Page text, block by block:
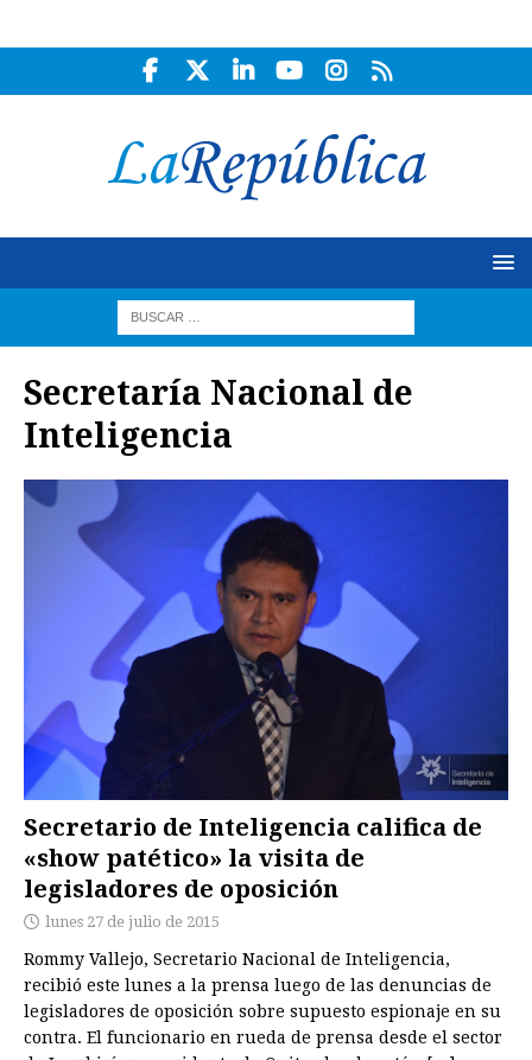
Secretaría Nacional de
Inteligencia
Secretario de Inteligencia califica de
«show patético» la visita de
legisladores de oposición
lunes 27 de julio de 2015
Rommy Vallejo, Secretario Nacional de Inteligencia,
recibió este lunes a la prensa luego de las denuncias de
legisladores de oposición sobre supuesto espionaje en su
contra. El funcionario en rueda de prensa desde el sector